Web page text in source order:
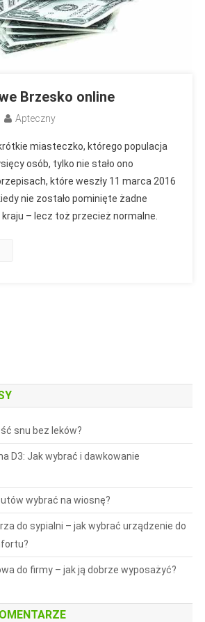
Brzesko online
Apteczny
miasteczko, którego populacja
osób, tylko nie stało ono
które weszły 11 marca 2016
nie zostało pominięte żadne
– lecz toż przecież normalne.
snu bez leków?
D3: Jak wybrać i dawkowanie
wybrać na wiosnę?
do sypialni – jak wybrać urządzenie do
do firmy – jak ją dobrze wyposażyć?